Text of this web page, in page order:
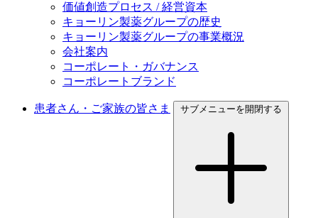
価値創造プロセス / 経営資本
キョーリン製薬グループの歴史
キョーリン製薬グループの事業概況
会社案内
コーポレート・ガバナンス
コーポレートブランド
患者さん・ご家族の皆さま サブメニューを開閉する